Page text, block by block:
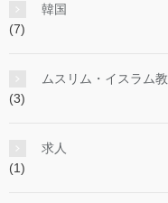
韓国
(7)
ムスリム・イスラム教
(3)
求人
(1)